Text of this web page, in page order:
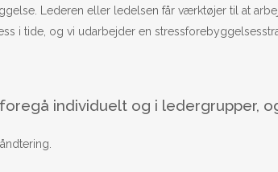
Lederen eller ledelsen får værktøjer til at
i tide, og vi udarbejder en
individuelt og i ledergrupper,